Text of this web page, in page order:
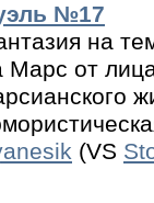
№17
на
Марс от
(VS